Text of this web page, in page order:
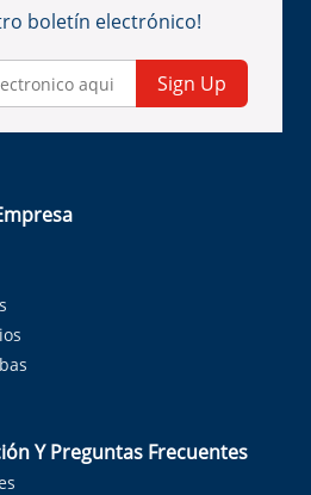
boletín electrónico!
Sign Up
Y Preguntas Frecuentes